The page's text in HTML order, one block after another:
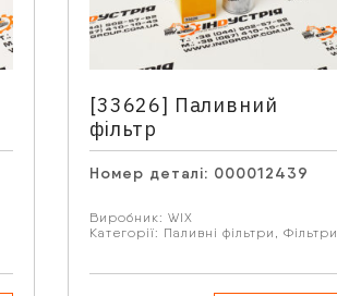
[33626] Паливний
фільтр
Номер деталі: 000012439
Виробник: WIX
Категорії: Паливні фільтри , Фільтри
Телефон*